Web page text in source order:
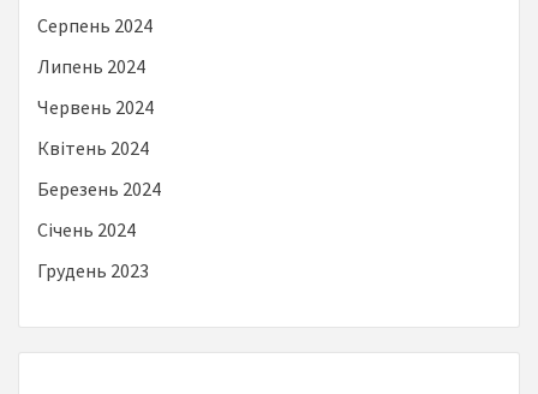
Серпень 2024
Липень 2024
Червень 2024
Квітень 2024
Березень 2024
Січень 2024
Грудень 2023